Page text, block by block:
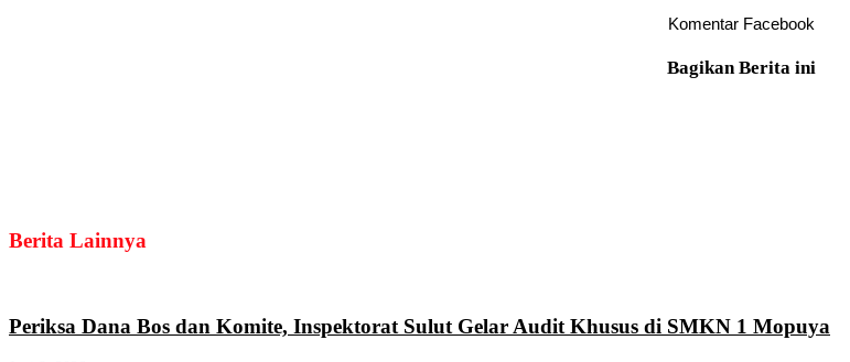
Komentar Facebook
Bagikan Berita ini
Berita Lainnya
Periksa Dana Bos dan Komite, Inspektorat Sulut Gelar Audit Khusus di SMKN 1 Mopuya